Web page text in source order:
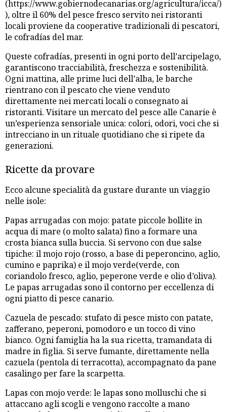
(https://www.gobiernodecanarias.org/agricultura/icca/)
), oltre il 60% del pesce fresco servito nei ristoranti
locali proviene da cooperative tradizionali di pescatori,
le cofradías del mar.
Queste cofradías, presenti in ogni porto dell’arcipelago,
garantiscono tracciabilità, freschezza e sostenibilità.
Ogni mattina, alle prime luci dell’alba, le barche
rientrano con il pescato che viene venduto
direttamente nei mercati locali o consegnato ai
ristoranti. Visitare un mercato del pesce alle Canarie è
un’esperienza sensoriale unica: colori, odori, voci che si
intrecciano in un rituale quotidiano che si ripete da
generazioni.
Ricette da provare
Ecco alcune specialità da gustare durante un viaggio
nelle isole:
Papas arrugadas con mojo: patate piccole bollite in
acqua di mare (o molto salata) fino a formare una
crosta bianca sulla buccia. Si servono con due salse
tipiche: il mojo rojo (rosso, a base di peperoncino, aglio,
cumino e paprika) e il mojo verde(verde, con
coriandolo fresco, aglio, peperone verde e olio d’oliva).
Le papas arrugadas sono il contorno per eccellenza di
ogni piatto di pesce canario.
Cazuela de pescado: stufato di pesce misto con patate,
zafferano, peperoni, pomodoro e un tocco di vino
bianco. Ogni famiglia ha la sua ricetta, tramandata di
madre in figlia. Si serve fumante, direttamente nella
cazuela (pentola di terracotta), accompagnato da pane
casalingo per fare la scarpetta.
Lapas con mojo verde: le lapas sono molluschi che si
attaccano agli scogli e vengono raccolte a mano